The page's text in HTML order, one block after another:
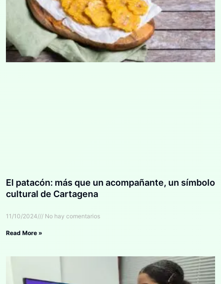
El patacón: más que un acompañante, un símbolo
cultural de Cartagena
11/10/2024 No hay comentarios
Read More »